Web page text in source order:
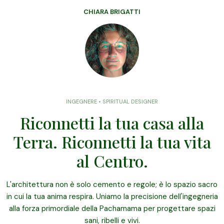
CHIARA BRIGATTI
INGEGNERE • SPIRITUAL DESIGNER
Riconnetti la tua casa alla
Terra. Riconnetti la tua vita
al Centro.
L'architettura non è solo cemento e regole; è lo spazio sacro
in cui la tua anima respira. Uniamo la precisione dell'ingegneria
alla forza primordiale della Pachamama per progettare spazi
sani, ribelli e vivi.